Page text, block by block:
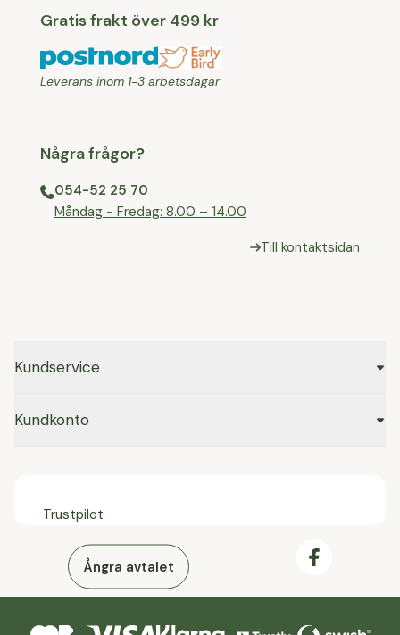
Gratis frakt över 499 kr
Leverans inom 1-3 arbetsdagar
Några frågor?
054-52 25 70
⁠Måndag - Fredag: 8.00 – 14.00
Till kontaktsidan
Kundservice
Kundkonto
Trustpilot
Ångra avtalet